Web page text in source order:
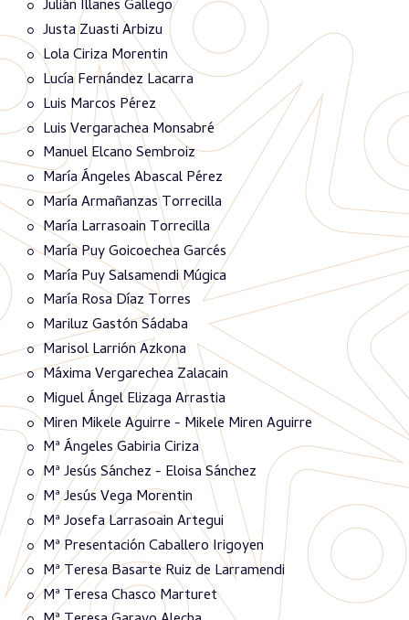
Julián Illanes Gallego
Justa Zuasti Arbizu
Lola Ciriza Morentin
Lucía Fernández Lacarra
Luis Marcos Pérez
Luis Vergarachea Monsabré
Manuel Elcano Sembroiz
María Ángeles Abascal Pérez
María Armañanzas Torrecilla
María Larrasoain Torrecilla
María Puy Goicoechea Garcés
María Puy Salsamendi Múgica
María Rosa Díaz Torres
Mariluz Gastón Sádaba
Marisol Larrión Azkona
Máxima Vergarechea Zalacain
Miguel Ángel Elizaga Arrastia
Miren Mikele Aguirre - Mikele Miren Aguirre
Mª Ángeles Gabiria Ciriza
Mª Jesús Sánchez - Eloisa Sánchez
Mª Jesús Vega Morentin
Mª Josefa Larrasoain Artegui
Mª Presentación Caballero Irigoyen
Mª Teresa Basarte Ruiz de Larramendi
Mª Teresa Chasco Marturet